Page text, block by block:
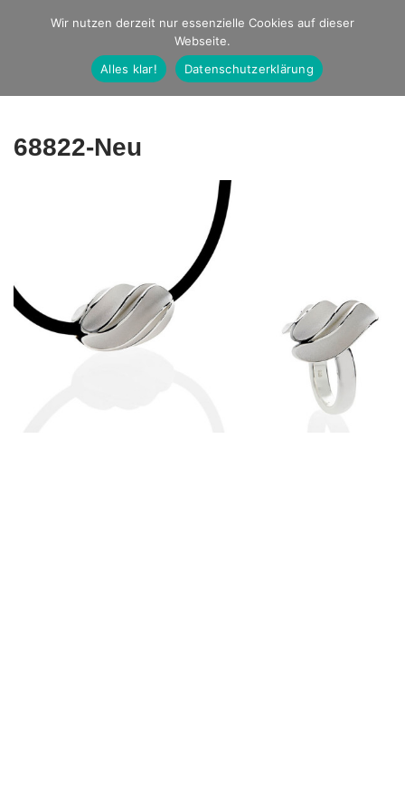
Studio Ernst
Fotografie
68822-Neu
Wir nutzen derzeit nur essenzielle Cookies auf dieser
Webseite.
Alles klar!
Datenschutzerklärung